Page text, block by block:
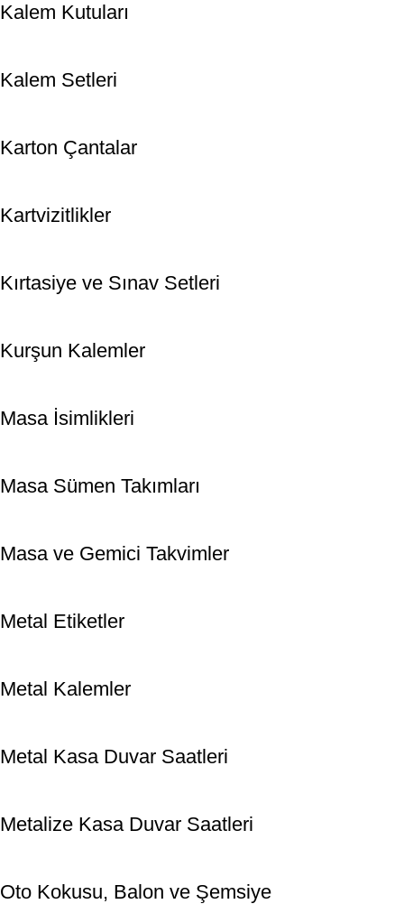
Kalem Kutuları
Kalem Setleri
Karton Çantalar
Kartvizitlikler
Kırtasiye ve Sınav Setleri
Kurşun Kalemler
Masa İsimlikleri
Masa Sümen Takımları
Masa ve Gemici Takvimler
Metal Etiketler
Metal Kalemler
Metal Kasa Duvar Saatleri
Metalize Kasa Duvar Saatleri
Oto Kokusu, Balon ve Şemsiye